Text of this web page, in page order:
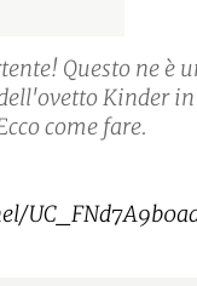
Questo ne è
Kinder in
come fare.